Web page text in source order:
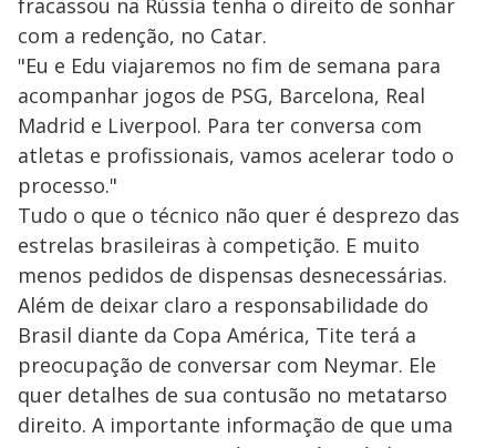
fracassou na Rússia tenha o direito de sonhar
com a redenção, no Catar.
"Eu e Edu viajaremos no fim de semana para
acompanhar jogos de PSG, Barcelona, Real
Madrid e Liverpool. Para ter conversa com
atletas e profissionais, vamos acelerar todo o
processo."
Tudo o que o técnico não quer é desprezo das
estrelas brasileiras à competição. E muito
menos pedidos de dispensas desnecessárias.
Além de deixar claro a responsabilidade do
Brasil diante da Copa América, Tite terá a
preocupação de conversar com Neymar. Ele
quer detalhes de sua contusão no metatarso
direito. A importante informação de que uma